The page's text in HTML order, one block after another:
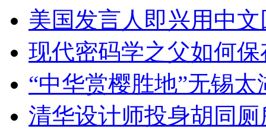
美国发言人即兴用中
现代密码学之父如何
“中华赏樱胜地”无锡
清华设计师投身胡同